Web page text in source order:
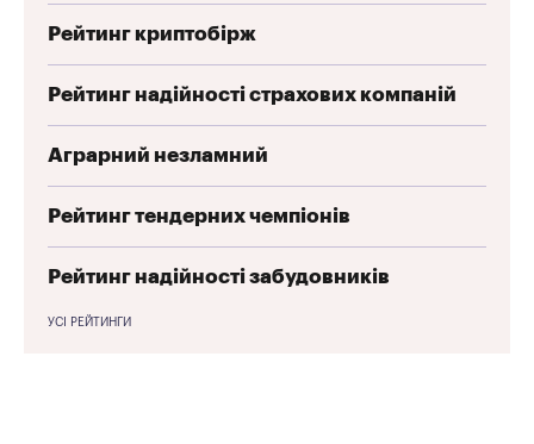
Рейтинг криптобірж
Рейтинг надійності страхових компаній
Аграрний незламний
Рейтинг тендерних чемпіонів
Рейтинг надійності забудовників
УСІ РЕЙТИНГИ